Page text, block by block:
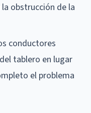
obstrucción de la
conductores
tablero en lugar
el problema